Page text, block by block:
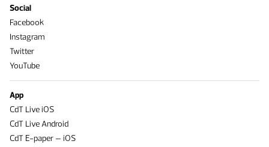
Social
Facebook
Instagram
Twitter
YouTube
App
CdT Live iOS
CdT Live Android
CdT E-paper – iOS